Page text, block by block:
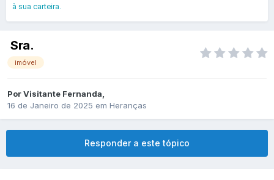
à sua carteira.
Sra.
imóvel
PorVisitante Fernanda,
16 de Janeiro de 2025 em Heranças
Responder a este tópico